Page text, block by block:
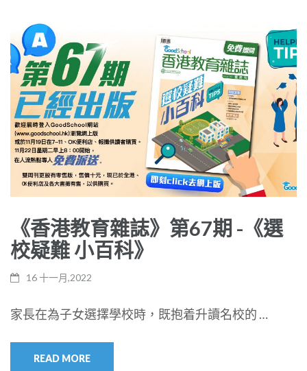
《香港教育雜誌》第67期 -《選
校疑難 小百科》
16 十一月,2022
家長在為子女選擇學校時，既抱着升讀名校的 …
READ MORE